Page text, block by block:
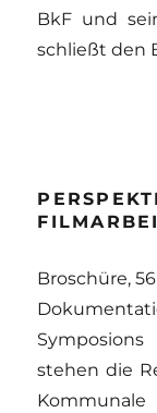
BkF und
schließt den
Broschüre,
stehen die